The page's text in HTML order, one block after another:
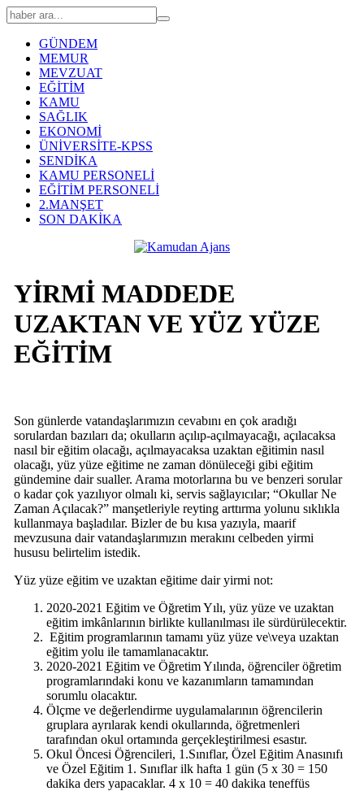
GÜNDEM
MEMUR
MEVZUAT
EĞİTİM
KAMU
SAĞLIK
EKONOMİ
ÜNİVERSİTE-KPSS
SENDİKA
KAMU PERSONELİ
EĞİTİM PERSONELİ
2.MANŞET
SON DAKİKA
YİRMİ MADDEDE
UZAKTAN VE YÜZ YÜZE
EĞİTİM
Son günlerde vatandaşlarımızın cevabını en çok aradığı
sorulardan bazıları da; okulların açılıp-açılmayacağı, açılacaksa
nasıl bir eğitim olacağı, açılmayacaksa uzaktan eğitimin nasıl
olacağı, yüz yüze eğitime ne zaman dönüleceği gibi eğitim
gündemine dair sualler. Arama motorlarına bu ve benzeri sorular
o kadar çok yazılıyor olmalı ki, servis sağlayıcılar; “Okullar Ne
Zaman Açılacak?” manşetleriyle reyting arttırma yolunu sıklıkla
kullanmaya başladılar. Bizler de bu kısa yazıyla, maarif
mevzusuna dair vatandaşlarımızın merakını celbeden yirmi
hususu belirtelim istedik.
Yüz yüze eğitim ve uzaktan eğitime dair yirmi not:
2020-2021 Eğitim ve Öğretim Yılı, yüz yüze ve uzaktan
eğitim imkânlarının birlikte kullanılması ile sürdürülecektir.
Eğitim programlarının tamamı yüz yüze ve\veya uzaktan
eğitim yolu ile tamamlanacaktır.
2020-2021 Eğitim ve Öğretim Yılında, öğrenciler öğretim
programlarındaki konu ve kazanımların tamamından
sorumlu olacaktır.
Ölçme ve değerlendirme uygulamalarının öğrencilerin
gruplara ayrılarak kendi okullarında, öğretmenleri
tarafından okul ortamında gerçekleştirilmesi esastır.
Okul Öncesi Öğrencileri, 1.Sınıflar, Özel Eğitim Anasınıfı
ve Özel Eğitim 1. Sınıflar ilk hafta 1 gün (5 x 30 = 150
dakika ders yapacaklar. 4 x 10 = 40 dakika teneffüs